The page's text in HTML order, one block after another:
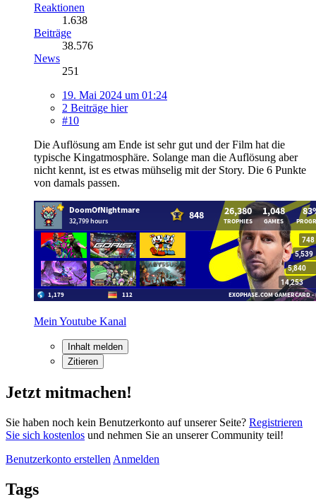
Reaktionen
1.638
Beiträge
38.576
News
251
19. Mai 2024 um 01:24
2 Beiträge hier
#10
Die Auflösung am Ende ist sehr gut und der Film hat die
typische Kingatmosphäre. Solange man die Auflösung aber
nicht kennt, ist es etwas mühselig mit der Story. Die 6 Punkte
von damals passen.
Mein Youtube Kanal
Inhalt melden
Zitieren
Jetzt mitmachen!
Sie haben noch kein Benutzerkonto auf unserer Seite? Registrieren
Sie sich kostenlos und nehmen Sie an unserer Community teil!
Benutzerkonto erstellen Anmelden
Tags